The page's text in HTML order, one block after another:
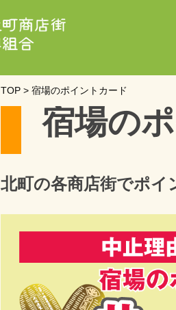
TOP > 宿場のポイントカード
宿場のポ
北町の各商店街でポイ